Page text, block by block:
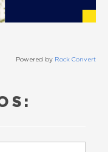
Powered by Rock Convert